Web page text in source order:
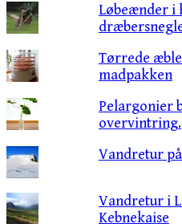
Løbeænder i
Tørrede
madpakken
Pelargonier
overvintring.
Vandretur
Vandretur i
Kebnekaise